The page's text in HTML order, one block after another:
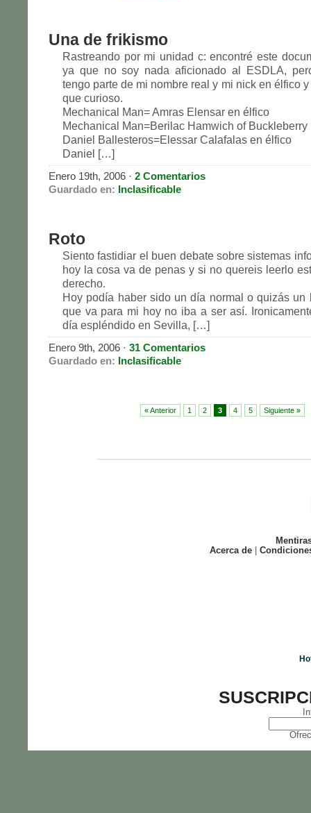
Una de frikismo
Rastreando por mi unidad c: encontré este
ya que no soy nada aficionado al ESDLA,
tengo parte de mi nombre real y mi nick en élfico
que curioso.
Mechanical Man= Amras Elensar en élfico
Mechanical Man=Berilac Hamwich of Buckleberry
Daniel Ballesteros=Elessar Calafalas en élfico
Daniel […]
Enero 19th, 2006 · 2 Comentarios
Guardado en: Inclasificable
Roto
Siento fastidiar el buen debate sobre sistemas
hoy la cosa va de penas y si no quereis leerlo
derecho.
Hoy podía haber sido un día normal o quizás un
que va para mi hoy no iba a ser así.
día espléndido en Sevilla, […]
Enero 9th, 2006 · 31 Comentarios
Guardado en: Inclasificable
« Anterior 1 2 3 4 5 Siguiente »
Acerca de